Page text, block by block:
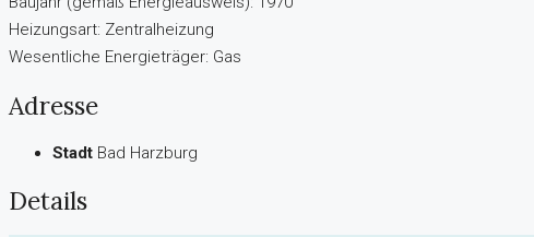
Heizungsart: Zentralheizung
Wesentliche Energieträger: Gas
Adresse
Stadt Bad Harzburg
Details